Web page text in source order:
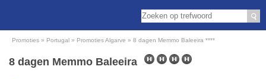
Promoties Portugal Promoties Algarve 8 dagen Memmo Baleeira ****
8 dagen Memmo Baleeira